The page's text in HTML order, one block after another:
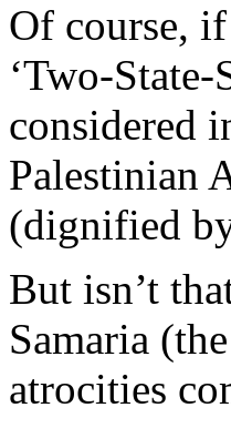
Of course,
‘Two-State-
considered
Palestinian
(dignified
But isn’t
Samaria (the
atrocities